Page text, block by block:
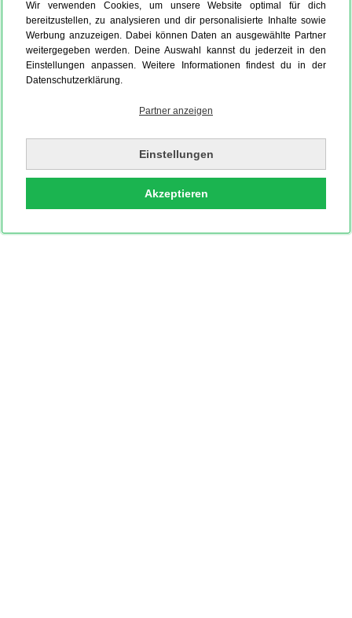
Wir verwenden Cookies, um unsere Website optimal für dich
bereitzustellen, zu analysieren und dir personalisierte Inhalte sowie
Werbung anzuzeigen. Dabei können Daten an ausgewählte Partner
weitergegeben werden. Deine Auswahl kannst du jederzeit in den
Einstellungen anpassen. Weitere Informationen findest du in der
Datenschutzerklärung.
Partner anzeigen
Einstellungen
Akzeptieren